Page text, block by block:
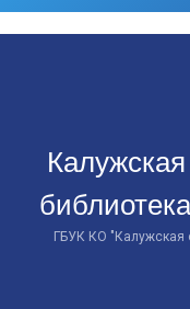
ГБУК КО "Калужская